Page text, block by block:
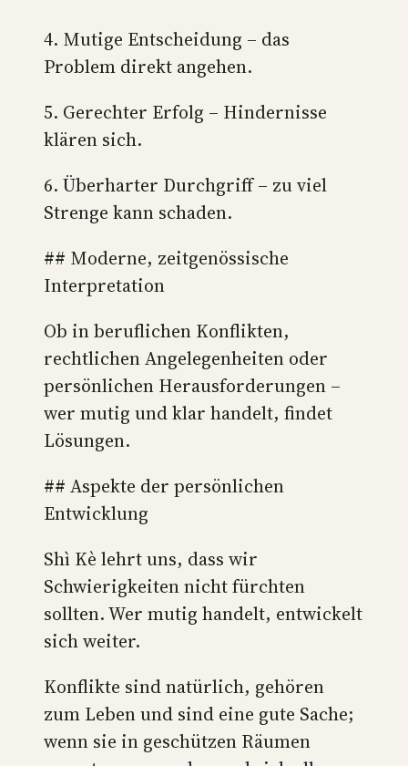
4. Mutige Entscheidung – das
Problem direkt angehen.
5. Gerechter Erfolg – Hindernisse
klären sich.
6. Überharter Durchgriff – zu viel
Strenge kann schaden.
## Moderne, zeitgenössische
Interpretation
Ob in beruflichen Konflikten,
rechtlichen Angelegenheiten oder
persönlichen Herausforderungen –
wer mutig und klar handelt, findet
Lösungen.
## Aspekte der persönlichen
Entwicklung
Shì Kè lehrt uns, dass wir
Schwierigkeiten nicht fürchten
sollten. Wer mutig handelt, entwickelt
sich weiter.
Konflikte sind natürlich, gehören
zum Leben und sind eine gute Sache;
wenn sie in geschützen Räumen